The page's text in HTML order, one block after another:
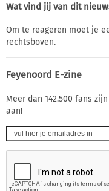
Wat vind jij van dit
Om te reageren moet je
rechtsboven.
Feyenoord E-zine
Meer dan 142.500 fans
aan!